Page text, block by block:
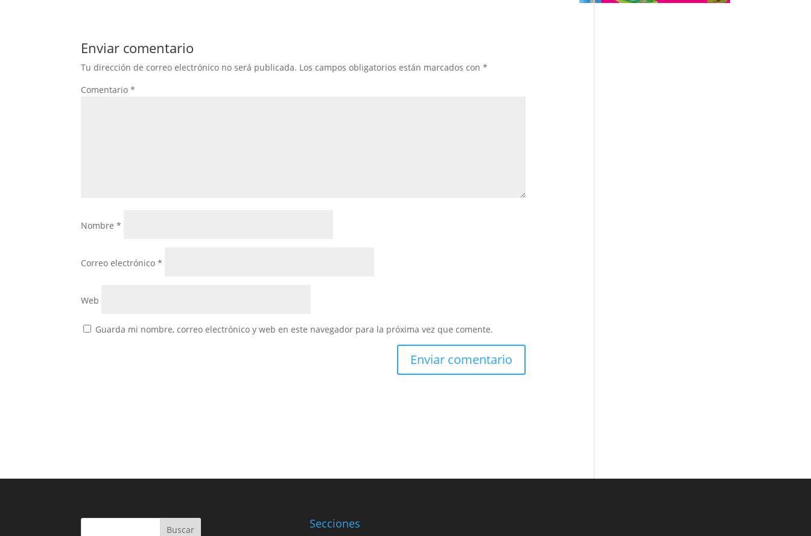
Enviar comentario
Tu dirección de correo electrónico no será publicada. Los campos obligatorios están marcados con*
Comentario*
Nombre*
Correo electrónico*
Web
Guarda mi nombre, correo electrónico y web en este navegador para la próxima vez que comente.
Buscar Secciones